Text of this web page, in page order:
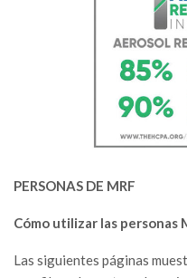
PERSONAS DE MRF
Cómo utilizar las personas
Las siguientes páginas